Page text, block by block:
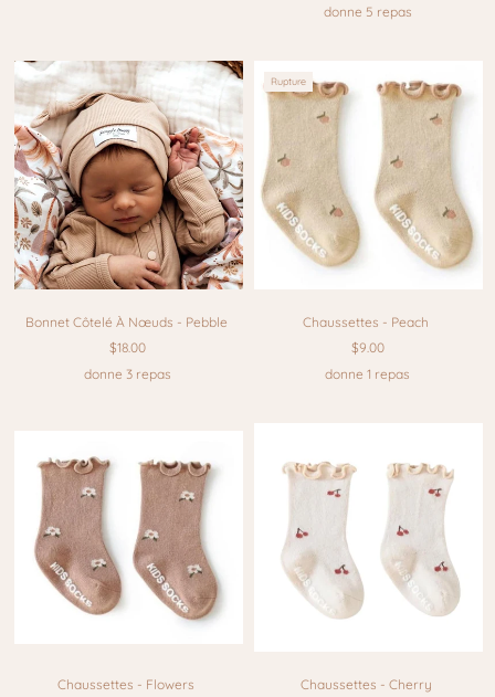
donne 5 repas
Bonnet Côtelé À Nœuds - Pebble
$18.00
donne 3 repas
Rupture
Chaussettes - Peach
$9.00
donne 1 repas
Chaussettes - Flowers
Chaussettes - Cherry